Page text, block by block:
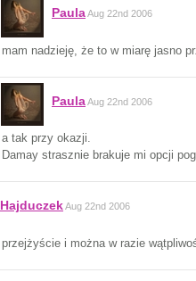
PaulaAug 22nd 2006
mam nadzieję, że to w miarę jasno
PaulaAug 22nd 2006
a tak przy okazji.
Damay strasznie brakuje mi opcji
HajduczekAug 22nd 2006
przejżyście i można w razie